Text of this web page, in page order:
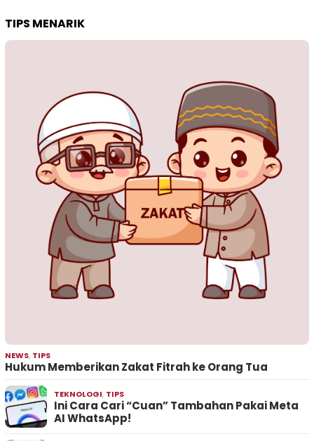
TIPS MENARIK
NEWS, TIPS
Hukum Memberikan Zakat Fitrah ke Orang Tua
TEKNOLOGI, TIPS
Ini Cara Cari “Cuan” Tambahan Pakai Meta
AI WhatsApp!